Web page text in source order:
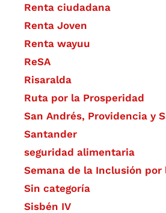
Renta ciudadana
Renta Joven
Renta wayuu
ReSA
Risaralda
Ruta por la Prosperidad
San Andrés, Providencia y
Santander
seguridad alimentaria
Semana de la Inclusión por
Sin categoría
Sisbén IV